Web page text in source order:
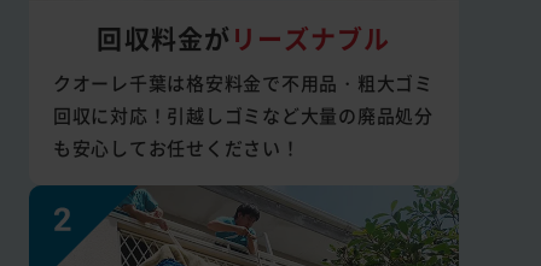
回収料金が リーズナブル
クオーレ千葉は格安料金で不用品・粗大ゴミ
回収に対応！引越しゴミなど大量の廃品処分
も安心してお任せください！